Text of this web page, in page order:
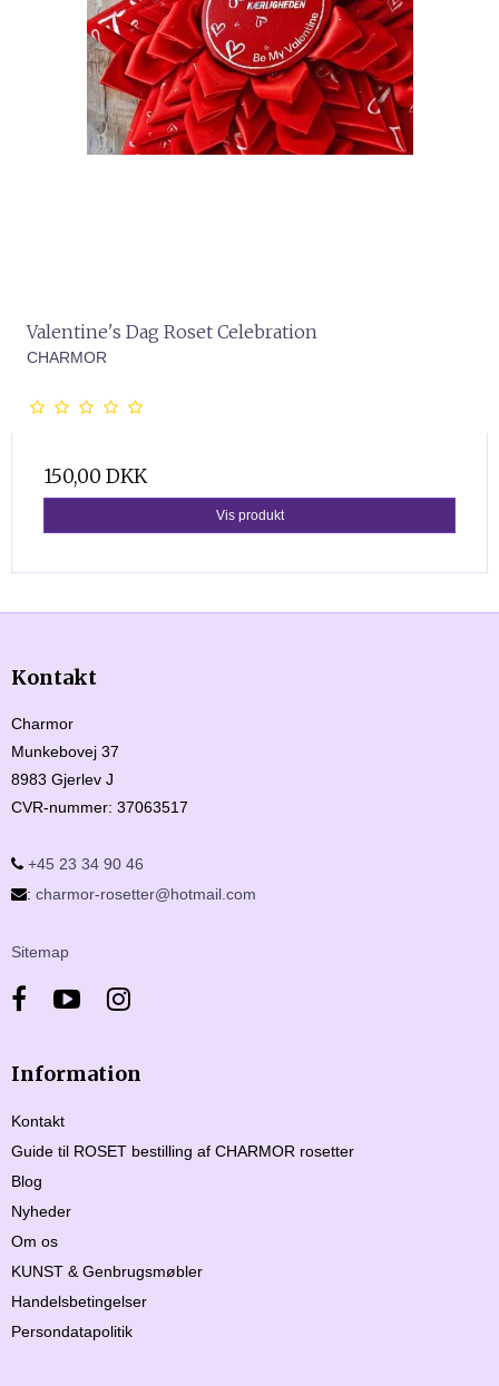
Valentine's Dag Roset Celebration
CHARMOR
150,00 DKK
Vis produkt
Kontakt
Charmor
Munkebovej 37
8983 Gjerlev J
CVR-nummer: 37063517
+45 23 34 90 46
: charmor-rosetter@hotmail.com
Sitemap
Information
Kontakt
Guide til ROSET bestilling af CHARMOR rosetter
Blog
Nyheder
Om os
KUNST & Genbrugsmøbler
Handelsbetingelser
Persondatapolitik